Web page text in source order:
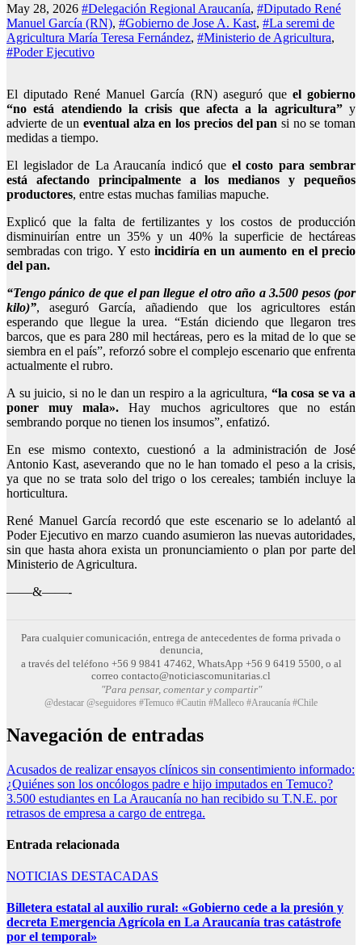
May 28, 2026 #Delegación Regional Araucanía, #Diputado René
Manuel García (RN), #Gobierno de Jose A. Kast, #La seremi de
Agricultura María Teresa Fernández, #Ministerio de Agricultura,
#Poder Ejecutivo
El diputado René Manuel García (RN) aseguró que el gobierno
“no está atendiendo la crisis que afecta a la agricultura”y
advierte de uneventual alza en los precios del pan si no se toman
medidas a tiempo.
El legislador de La Araucanía indicó que el costo para sembrar
está afectando principalmente a los medianos y pequeños
productores, entre estas muchas familias mapuche.
Explicó que la falta de fertilizantes y los costos de producción
disminuirían entre un 35% y un 40% la superficie de hectáreas
sembradas con trigo. Y esto incidiría en un aumento en el precio
del pan.
“Tengo pánico de que el pan llegue el otro año a 3.500 pesos (por
kilo)”, aseguró García, añadiendo que los agricultores están
esperando que llegue la urea. “Están diciendo que llegaron tres
barcos, que es para 280 mil hectáreas, pero es la mitad de lo que se
siembra en el país”, reforzó sobre el complejo escenario que enfrenta
actualmente el rubro.
A su juicio, si no le dan un respiro a la agricultura, “la cosa se va a
poner muy mala». Hay muchos agricultores que no están
sembrando porque no tienen los insumos”, enfatizó.
En ese mismo contexto, cuestionó a la administración de José
Antonio Kast, aseverando que no le han tomado el peso a la crisis,
ya que no se trata solo del trigo o los cereales; también incluye la
horticultura.
René Manuel García recordó que este escenario se lo adelantó al
Poder Ejecutivo en marzo cuando asumieron las nuevas autoridades,
sin que hasta ahora exista un pronunciamiento o plan por parte del
Ministerio de Agricultura.
——&——-
Para cualquier comunicación, entrega de antecedentes de forma privada o
denuncia,
a través del teléfono +56 9 9841 47462, WhatsApp +56 9 6419 5500, o al
correo contacto@noticiascomunitarias.cl
"Para pensar, comentar y compartir"
@destacar @seguidores #Temuco #Cautin #Malleco #Araucanía #Chile
Navegación de entradas
Acusados de realizar ensayos clínicos sin consentimiento informado:
¿Quiénes son los oncólogos padre e hijo imputados en Temuco?
3.500 estudiantes en La Araucanía no han recibido su T.N.E. por
retrasos de empresa a cargo de entrega.
Entrada relacionada
NOTICIAS DESTACADAS
Billetera estatal al auxilio rural: «Gobierno cede a la presión y
decreta Emergencia Agrícola en La Araucanía tras catástrofe
por el temporal»